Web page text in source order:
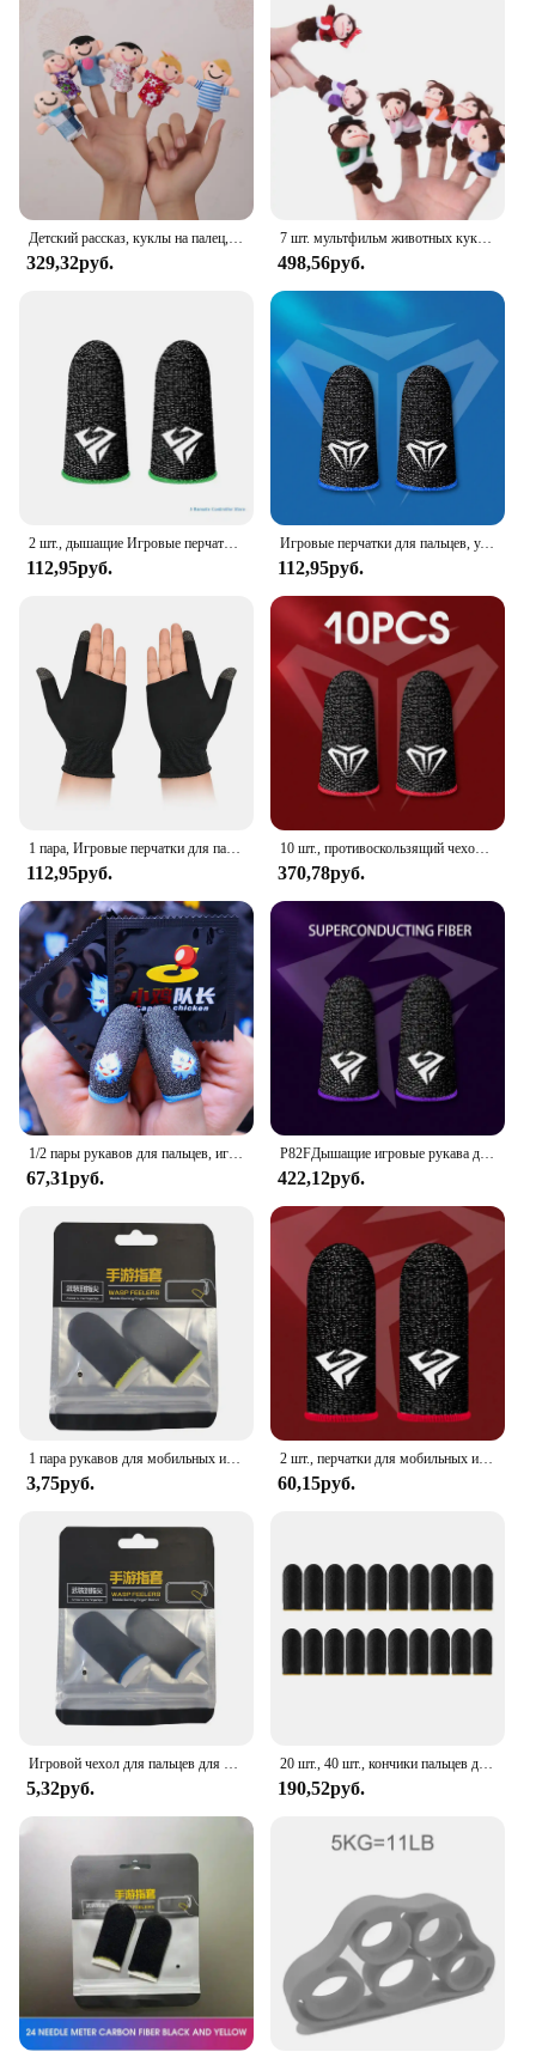
Детский рассказ, куклы на палец, три свинки, замок русалки, принцесса, мультяшный театр, ролевые игры, обучающие игрушки для детей, подарки
329,32руб.
7 шт. мультфильм животных кукла в форме обезьяны палец набор куколок-марионеток мини с плюшевой подкладкой для маленьких мальчиков и девочек, рассказывающая сказки, ручная ткань кукла, образовательные игрушки
498,56руб.
2 шт., дышащие Игровые перчатки для пальцев, с защитой от пота
112,95руб.
Игровые перчатки для пальцев, ультратонкие дышащие, с защитой от пота, для сенсорных экранов, для PUBG Mobile, 20-2 шт.
112,95руб.
1 пара, Игровые перчатки для пальцев, с защитой от пота
112,95руб.
10 шт., противоскользящий чехол на палец для PUBG
370,78руб.
1/2 пары рукавов для пальцев, игровой контроллер для мобильного телефона PUBG, игровая защита от пота, чувствительный сенсорный экран, перчатки с кончиками пальцев
67,31руб.
P82FДышащие игровые рукава для пальцев, игровые перчатки, защита от пота, кроватки для большого пальца, чехол для мобильных игр
422,12руб.
1 пара рукавов для мобильных игр для умного сенсорного экрана, устойчивый к поту чехол для пальцев, нескользящие игровые перчатки для большого пальца, игровые аксессуары
3,75руб.
2 шт., перчатки для мобильных игр, защита от пота, противоскользящий сенсорный экран, рукав для пальцев, дышащий игровой чехол для пальцев для геймера
60,15руб.
Игровой чехол для пальцев для мобильных игр чехол для пальцев с защитой от пота нескользящие перчатки для пальцев для сенсорного экрана
5,32руб.
20 шт., 40 шт., кончики пальцев для игр PUBG, мобильные противоскользящие перчатки для пальцев, игровой контроллер, рукав для пальцев для сенсорного экрана, мобильные игры
190,52руб.